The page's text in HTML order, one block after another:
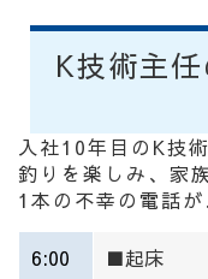
K技術主
入社10年目のK技術
釣りを楽しみ、家
1本の不幸の電話が
6:00 ■起床